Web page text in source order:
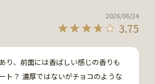
3.75
2026/06/24
り、前面には香ばしい感じの香りも
ト？ 濃厚ではないがチョコのような